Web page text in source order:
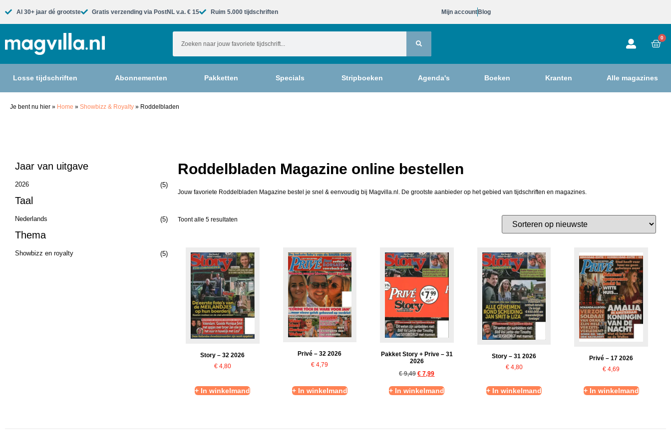
Al 30+ jaar dé grootste​ Gratis verzending via PostNL v.a. € 15 Ruim 5.000 tijdschriften​ Mijn account Blog
0
Losse tijdschriften Abonnementen Pakketten Specials Stripboeken Agenda's Boeken Kranten Alle magazines
Je bent nu hier » Home » Showbizz & Royalty » Roddelbladen
Jaar van uitgave
2026 (5)
Taal
Nederlands (5)
Thema
Showbizz en royalty (5)
Roddelbladen Magazine online bestellen
Jouw favoriete Roddelbladen Magazine bestel je snel & eenvoudig bij Magvilla.nl. De grootste aanbieder op het gebied van tijdschriften en magazines.
Toont alle 5 resultaten
Story – 32 2026
€4,80
+ In winkelmand
Privé – 32 2026
€ 4,79
+ In winkelmand
Pakket Story + Prive – 31
2026
€9,49 € 7,99
+ In winkelmand
Story – 31 2026
€4,80
+ In winkelmand
Privé – 17 2026
€ 4,69
+ In winkelmand